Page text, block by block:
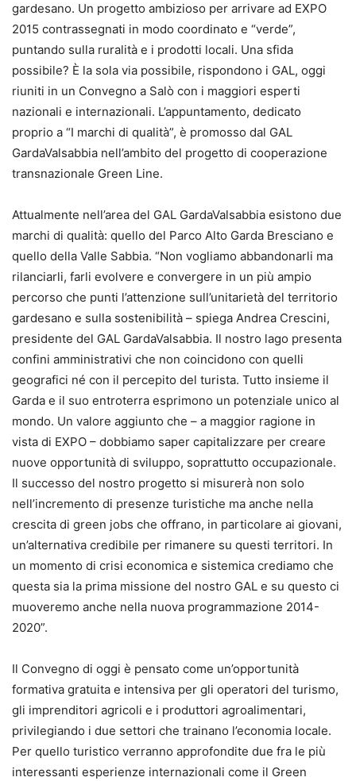
gardesano. Un progetto ambizioso per arrivare ad EXPO
2015 contrassegnati in modo coordinato e “verde”,
puntando sulla ruralità e i prodotti locali. Una sfida
possibile? È la sola via possibile, rispondono i GAL, oggi
riuniti in un Convegno a Salò con i maggiori esperti
nazionali e internazionali. L’appuntamento, dedicato
proprio a “I marchi di qualità”, è promosso dal GAL
GardaValsabbia nell’ambito del progetto di cooperazione
transnazionale Green Line.
Attualmente nell’area del GAL GardaValsabbia esistono due
marchi di qualità: quello del Parco Alto Garda Bresciano e
quello della Valle Sabbia. “Non vogliamo abbandonarli ma
rilanciarli, farli evolvere e convergere in un più ampio
percorso che punti l’attenzione sull’unitarietà del territorio
gardesano e sulla sostenibilità – spiega Andrea Crescini,
presidente del GAL GardaValsabbia. Il nostro lago presenta
confini amministrativi che non coincidono con quelli
geografici né con il percepito del turista. Tutto insieme il
Garda e il suo entroterra esprimono un potenziale unico al
mondo. Un valore aggiunto che – a maggior ragione in
vista di EXPO – dobbiamo saper capitalizzare per creare
nuove opportunità di sviluppo, soprattutto occupazionale.
Il successo del nostro progetto si misurerà non solo
nell’incremento di presenze turistiche ma anche nella
crescita di green jobs che offrano, in particolare ai giovani,
un’alternativa credibile per rimanere su questi territori. In
un momento di crisi economica e sistemica crediamo che
questa sia la prima missione del nostro GAL e su questo ci
muoveremo anche nella nuova programmazione 2014-
2020”.
Il Convegno di oggi è pensato come un’opportunità
formativa gratuita e intensiva per gli operatori del turismo,
gli imprenditori agricoli e i produttori agroalimentari,
privilegiando i due settori che trainano l’economia locale.
Per quello turistico verranno approfondite due fra le più
interessanti esperienze internazionali come il Green